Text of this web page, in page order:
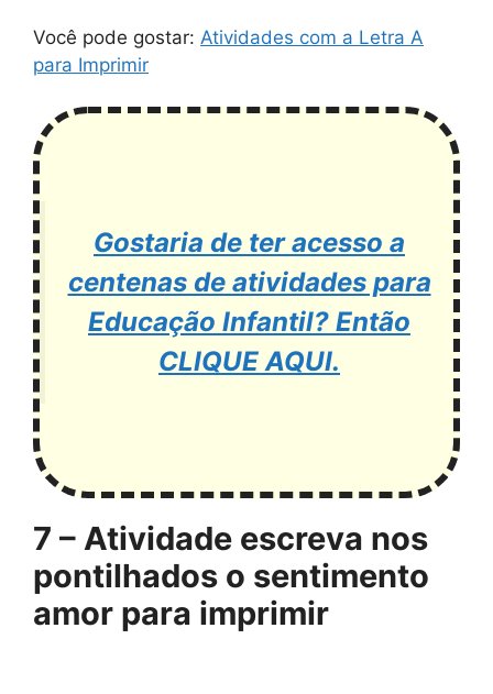
Você pode gostar: Atividades com a Letra A
para Imprimir
Gostaria de ter acesso a
centenas de atividades para
Educação Infantil? Então
CLIQUE AQUI.
7 – Atividade escreva nos
pontilhados o sentimento
amor para imprimir